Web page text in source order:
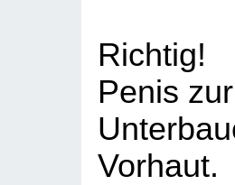
Penis
Vorhaut.